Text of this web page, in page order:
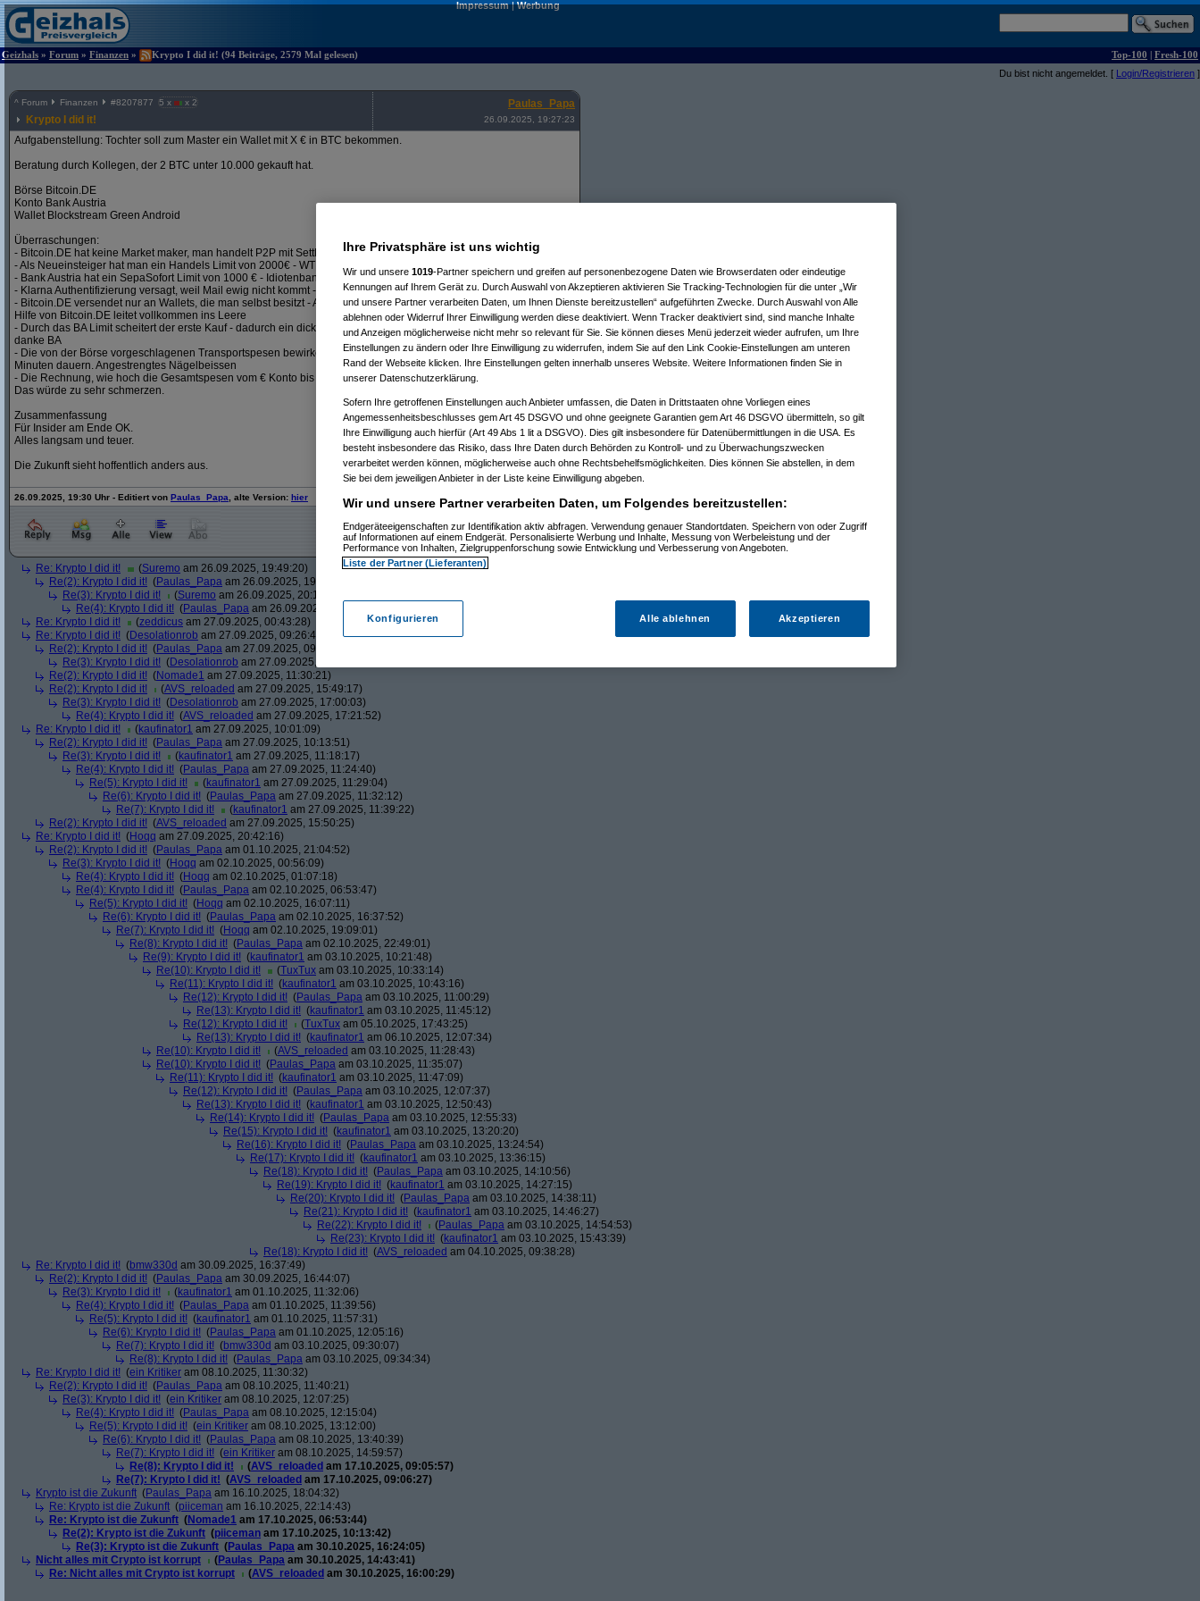
Impressum|Werbung
Geizhals » Forum » Finanzen » Krypto I did it! (94 Beiträge, 2579 Mal gelesen) Top-100 | Fresh-100
Du bist nicht angemeldet. [ Login/Registrieren ]
^ Forum Finanzen #8207877 5 x x 2
Krypto I did it!
Paulas_Papa
26.09.2025, 19:27:23
Aufgabenstellung: Tochter soll zum Master ein Wallet mit X € in BTC bekommen.
Beratung durch Kollegen, der 2 BTC unter 10.000 gekauft hat.
Börse Bitcoin.DE
Konto Bank Austria
Wallet Blockstream Green Android
Überraschungen:
- Bitcoin.DE hat keine Market maker, man handelt P2P mit Settlement über SEPA Sofort - Visa etc spielts nicht
- Als Neueinsteiger hat man ein Handels Limit von 2000€ - WTF, es geht um echtes GELD, nicht ums Taschengeld
- Bank Austria hat ein SepaSofort Limit von 1000 € - Idiotenbank
- Klarna Authentifizierung versagt, weil Mail ewig nicht kommt - Post ident sehr angenehm, netter Mitarbeiter
- Bitcoin.DE versendet nur an Wallets, die man selbst besitzt - Authentifizierung im Green Wallet etwas versteckt,
Hilfe von Bitcoin.DE leitet vollkommen ins Leere
- Durch das BA Limit scheitert der erste Kauf - dadurch ein dickes Minus in meiner Bewertung durch die Börse -
danke BA
- Die von der Börse vorgeschlagenen Transportspesen bewirken, dass die Übertragung aufs private Wallet 50
Minuten dauern. Angestrengtes Nägelbeissen
- Die Rechnung, wie hoch die Gesamtspesen vom € Konto bis ins private Wallet ausmachen, will ich nicht machen.
Das würde zu sehr schmerzen.
Zusammenfassung
Für Insider am Ende OK.
Alles langsam und teuer.
Die Zukunft sieht hoffentlich anders aus.
26.09.2025, 19:30 Uhr - Editiert von Paulas_Papa , alte Version: hier
Re: Krypto I did it! (Suremo am 26.09.2025, 19:49:20)
Re(2): Krypto I did it! (Paulas_Papa am 26.09.2025, 19:57:35)
Re(3): Krypto I did it!
(Suremo am 26.09.2025, 20:13:09)
Re(4): Krypto I did it! (Paulas_Papa am 26.09.2025, 20:50:16)
Re: Krypto I did it!
(zeddicus am 27.09.2025, 00:43:28)
Re: Krypto I did it! (Desolationrob am 27.09.2025, 09:26:40)
Re(2): Krypto I did it! (Paulas_Papa am 27.09.2025, 09:48:09)
Re(3): Krypto I did it! (Desolationrob am 27.09.2025, 15:28:43)
Re(2): Krypto I did it! (Nomade1 am 27.09.2025, 11:30:21)
Re(2): Krypto I did it!
(AVS_reloaded am 27.09.2025, 15:49:17)
Re(3): Krypto I did it! (Desolationrob am 27.09.2025, 17:00:03)
Re(4): Krypto I did it! (AVS_reloaded am 27.09.2025, 17:21:52)
Re: Krypto I did it!
(kaufinator1 am 27.09.2025, 10:01:09)
Re(2): Krypto I did it! (Paulas_Papa am 27.09.2025, 10:13:51)
Re(3): Krypto I did it!
(kaufinator1 am 27.09.2025, 11:18:17)
Re(4): Krypto I did it! (Paulas_Papa am 27.09.2025, 11:24:40)
Re(5): Krypto I did it!
(kaufinator1 am 27.09.2025, 11:29:04)
Re(6): Krypto I did it! (Paulas_Papa am 27.09.2025, 11:32:12)
Re(7): Krypto I did it!
(kaufinator1 am 27.09.2025, 11:39:22)
Re(2): Krypto I did it! (AVS_reloaded am 27.09.2025, 15:50:25)
Re: Krypto I did it! (Hoqq am 27.09.2025, 20:42:16)
Re(2): Krypto I did it! (Paulas_Papa am 01.10.2025, 21:04:52)
Re(3): Krypto I did it! (Hoqq am 02.10.2025, 00:56:09)
Re(4): Krypto I did it! (Hoqq am 02.10.2025, 01:07:18)
Re(4): Krypto I did it! (Paulas_Papa am 02.10.2025, 06:53:47)
Re(5): Krypto I did it! (Hoqq am 02.10.2025, 16:07:11)
Re(6): Krypto I did it! (Paulas_Papa am 02.10.2025, 16:37:52)
Re(7): Krypto I did it! (Hoqq am 02.10.2025, 19:09:01)
Re(8): Krypto I did it! (Paulas_Papa am 02.10.2025, 22:49:01)
Re(9): Krypto I did it! (kaufinator1 am 03.10.2025, 10:21:48)
Re(10): Krypto I did it!
(TuxTux am 03.10.2025, 10:33:14)
Re(11): Krypto I did it! (kaufinator1 am 03.10.2025, 10:43:16)
Re(12): Krypto I did it! (Paulas_Papa am 03.10.2025, 11:00:29)
Re(13): Krypto I did it! (kaufinator1 am 03.10.2025, 11:45:12)
Re(12): Krypto I did it!
(TuxTux am 05.10.2025, 17:43:25)
Re(13): Krypto I did it! (kaufinator1 am 06.10.2025, 12:07:34)
Re(10): Krypto I did it!
(AVS_reloaded am 03.10.2025, 11:28:43)
Re(10): Krypto I did it! (Paulas_Papa am 03.10.2025, 11:35:07)
Re(11): Krypto I did it! (kaufinator1 am 03.10.2025, 11:47:09)
Re(12): Krypto I did it! (Paulas_Papa am 03.10.2025, 12:07:37)
Re(13): Krypto I did it! (kaufinator1 am 03.10.2025, 12:50:43)
Re(14): Krypto I did it! (Paulas_Papa am 03.10.2025, 12:55:33)
Re(15): Krypto I did it! (kaufinator1 am 03.10.2025, 13:20:20)
Re(16): Krypto I did it! (Paulas_Papa am 03.10.2025, 13:24:54)
Re(17): Krypto I did it! (kaufinator1 am 03.10.2025, 13:36:15)
Re(18): Krypto I did it! (Paulas_Papa am 03.10.2025, 14:10:56)
Re(19): Krypto I did it! (kaufinator1 am 03.10.2025, 14:27:15)
Re(20): Krypto I did it! (Paulas_Papa am 03.10.2025, 14:38:11)
Re(21): Krypto I did it! (kaufinator1 am 03.10.2025, 14:46:27)
Re(22): Krypto I did it!
(Paulas_Papa am 03.10.2025, 14:54:53)
Re(23): Krypto I did it! (kaufinator1 am 03.10.2025, 15:43:39)
Re(18): Krypto I did it! (AVS_reloaded am 04.10.2025, 09:38:28)
Re: Krypto I did it! (bmw330d am 30.09.2025, 16:37:49)
Re(2): Krypto I did it! (Paulas_Papa am 30.09.2025, 16:44:07)
Re(3): Krypto I did it!
(kaufinator1 am 01.10.2025, 11:32:06)
Re(4): Krypto I did it! (Paulas_Papa am 01.10.2025, 11:39:56)
Re(5): Krypto I did it! (kaufinator1 am 01.10.2025, 11:57:31)
Re(6): Krypto I did it! (Paulas_Papa am 01.10.2025, 12:05:16)
Re(7): Krypto I did it! (bmw330d am 03.10.2025, 09:30:07)
Re(8): Krypto I did it! (Paulas_Papa am 03.10.2025, 09:34:34)
Re: Krypto I did it! (ein Kritiker am 08.10.2025, 11:30:32)
Re(2): Krypto I did it! (Paulas_Papa am 08.10.2025, 11:40:21)
Re(3): Krypto I did it! (ein Kritiker am 08.10.2025, 12:07:25)
Re(4): Krypto I did it! (Paulas_Papa am 08.10.2025, 12:15:04)
Re(5): Krypto I did it! (ein Kritiker am 08.10.2025, 13:12:00)
Re(6): Krypto I did it! (Paulas_Papa am 08.10.2025, 13:40:39)
Re(7): Krypto I did it! (ein Kritiker am 08.10.2025, 14:59:57)
Re(8): Krypto I did it!
(AVS_reloaded am 17.10.2025, 09:05:57)
Re(7): Krypto I did it! (AVS_reloaded am 17.10.2025, 09:06:27)
Krypto ist die Zukunft (Paulas_Papa am 16.10.2025, 18:04:32)
Re: Krypto ist die Zukunft (piiceman am 16.10.2025, 22:14:43)
Re: Krypto ist die Zukunft (Nomade1 am 17.10.2025, 06:53:44)
Re(2): Krypto ist die Zukunft (piiceman am 17.10.2025, 10:13:42)
Re(3): Krypto ist die Zukunft (Paulas_Papa am 30.10.2025, 16:24:05)
Nicht alles mit Crypto ist korrupt
(Paulas_Papa am 30.10.2025, 14:43:41)
Re: Nicht alles mit Crypto ist korrupt
(AVS_reloaded am 30.10.2025, 16:00:29)
Ihre Privatsphäre ist uns wichtig
Wir und unsere 1019-Partner speichern und greifen auf personenbezogene Daten wie Browserdaten oder eindeutige
Kennungen auf Ihrem Gerät zu. Durch Auswahl von Akzeptieren aktivieren Sie Tracking-Technologien für die unter „Wir
und unsere Partner verarbeiten Daten, um Ihnen Dienste bereitzustellen“ aufgeführten Zwecke. Durch Auswahl von Alle
ablehnen oder Widerruf Ihrer Einwilligung werden diese deaktiviert. Wenn Tracker deaktiviert sind, sind manche Inhalte
und Anzeigen möglicherweise nicht mehr so relevant für Sie. Sie können dieses Menü jederzeit wieder aufrufen, um Ihre
Einstellungen zu ändern oder Ihre Einwilligung zu widerrufen, indem Sie auf den Link Cookie-Einstellungen am unteren
Rand der Webseite klicken. Ihre Einstellungen gelten innerhalb unseres Website. Weitere Informationen finden Sie in
unserer Datenschutzerklärung.
Sofern Ihre getroffenen Einstellungen auch Anbieter umfassen, die Daten in Drittstaaten ohne Vorliegen eines
Angemessenheitsbeschlusses gem Art 45 DSGVO und ohne geeignete Garantien gem Art 46 DSGVO übermitteln, so gilt
Ihre Einwilligung auch hierfür (Art 49 Abs 1 lit a DSGVO). Dies gilt insbesondere für Datenübermittlungen in die USA. Es
besteht insbesondere das Risiko, dass Ihre Daten durch Behörden zu Kontroll- und zu Überwachungszwecken
verarbeitet werden können, möglicherweise auch ohne Rechtsbehelfsmöglichkeiten. Dies können Sie abstellen, in dem
Sie bei dem jeweiligen Anbieter in der Liste keine Einwilligung abgeben.
Wir und unsere Partner verarbeiten Daten, um Folgendes bereitzustellen:
Endgeräteeigenschaften zur Identifikation aktiv abfragen. Verwendung genauer Standortdaten. Speichern von oder Zugriff
auf Informationen auf einem Endgerät. Personalisierte Werbung und Inhalte, Messung von Werbeleistung und der
Performance von Inhalten, Zielgruppenforschung sowie Entwicklung und Verbesserung von Angeboten.
Liste der Partner (Lieferanten)
Konfigurieren Alle ablehnen Akzeptieren